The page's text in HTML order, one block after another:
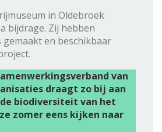
in Oldebroek
bijdrage. Zij hebben
en beschikbaar
van
draagt zo bij aan
biodiversiteit van het
zomer eens kijken naar